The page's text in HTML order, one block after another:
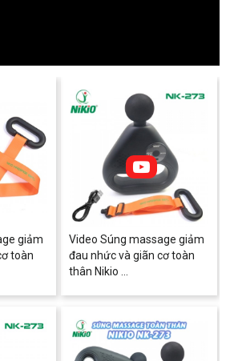
giảm
toàn
Video Súng massage giảm
đau nhức và giãn cơ toàn
thân Nikio ...